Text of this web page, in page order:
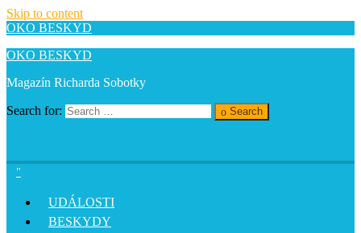
Skip to content
OKO BESKYD
OKO BESKYD
Magazín Richarda Sobotky
Search for: Search
UDÁLOSTI
BESKYDY